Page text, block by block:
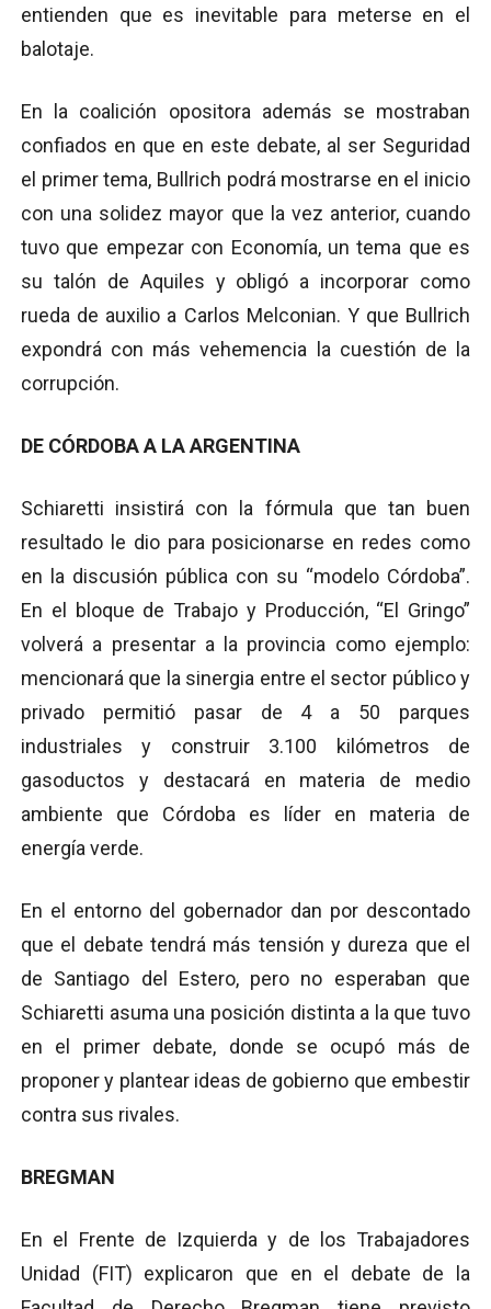
entienden que es inevitable para meterse en el
balotaje.
En la coalición opositora además se mostraban
confiados en que en este debate, al ser Seguridad
el primer tema, Bullrich podrá mostrarse en el inicio
con una solidez mayor que la vez anterior, cuando
tuvo que empezar con Economía, un tema que es
su talón de Aquiles y obligó a incorporar como
rueda de auxilio a Carlos Melconian. Y que Bullrich
expondrá con más vehemencia la cuestión de la
corrupción.
DE CÓRDOBA A LA ARGENTINA
Schiaretti insistirá con la fórmula que tan buen
resultado le dio para posicionarse en redes como
en la discusión pública con su “modelo Córdoba”.
En el bloque de Trabajo y Producción, “El Gringo”
volverá a presentar a la provincia como ejemplo:
mencionará que la sinergia entre el sector público y
privado permitió pasar de 4 a 50 parques
industriales y construir 3.100 kilómetros de
gasoductos y destacará en materia de medio
ambiente que Córdoba es líder en materia de
energía verde.
En el entorno del gobernador dan por descontado
que el debate tendrá más tensión y dureza que el
de Santiago del Estero, pero no esperaban que
Schiaretti asuma una posición distinta a la que tuvo
en el primer debate, donde se ocupó más de
proponer y plantear ideas de gobierno que embestir
contra sus rivales.
BREGMAN
En el Frente de Izquierda y de los Trabajadores
Unidad (FIT) explicaron que en el debate de la